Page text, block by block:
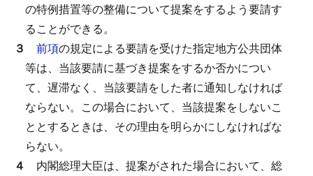
の特例措置等の整備について提案をするよう要請す
ることができる。
３ 前項の規定による要請を受けた指定地方公共団体
等は、当該要請に基づき提案をするか否かについ
て、遅滞なく、当該要請をした者に通知しなければ
ならない。 この場合において、当該提案をしないこ
ととするときは、その理由を明らかにしなければな
らない。
４ 内閣総理大臣は、提案がされた場合において、総